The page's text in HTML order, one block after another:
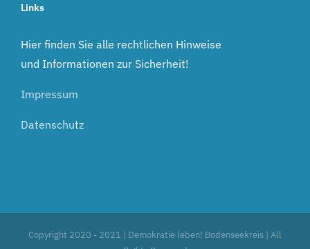
Links
Hier finden Sie alle rechtlichen Hinweise
und Informationen zur Sicherheit!
Impressum
Datenschutz
Copyright 2020 - 2021 | Demokratie leben! Bodenseekreis | All